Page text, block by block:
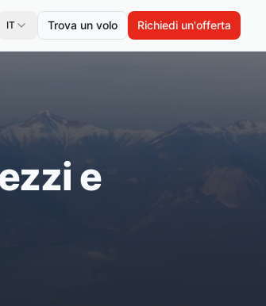
IT Trova un volo Richiedi un'offerta
e